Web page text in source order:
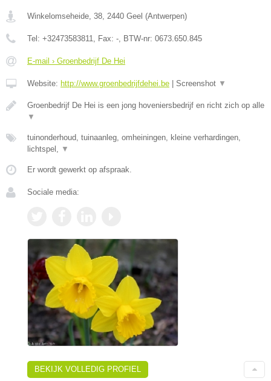
Winkelomseheide, 38, 2440 Geel (Antwerpen)
Tel: +32473583811, Fax: -, BTW-nr: 0673.650.845
E-mail › Groenbedrijf De Hei
Website: http://www.groenbedrijfdehei.be Screenshot ▼
Groenbedrijf De Hei is een jong hoveniersbedrijf en richt zich op alle
▼
tuinonderhoud, tuinaanleg, omheiningen, kleine verhardingen,
lichtspel, ▼
Er wordt gewerkt op afspraak.
Sociale media:
BEKIJK VOLLEDIG PROFIEL